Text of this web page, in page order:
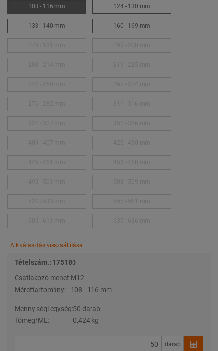
108 - 116 mm 124 - 130 mm
133 - 140 mm 160 - 169 mm
A kiválasztás visszaállítása
Tételszám.: 175180
Csatlakozó menet:M12
Mérettartomány:
108 - 116 mm
Mennyiségi egység:50 darab
Tömeg/ME:
0,424 kg
darab